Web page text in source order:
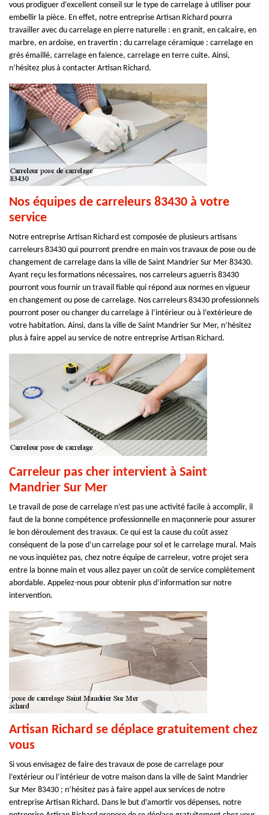
vous prodiguer d’excellent conseil sur le type de carrelage à utiliser pour
embellir la pièce. En effet, notre entreprise Artisan Richard pourra
travailler avec du carrelage en pierre naturelle : en granit, en calcaire, en
marbre, en ardoise, en travertin ; du carrelage céramique : carrelage en
grès émaillé, carrelage en faïence, carrelage en terre cuite. Ainsi,
n’hésitez plus à contacter Artisan Richard.
Nos équipes de carreleurs 83430 à votre
service
Notre entreprise Artisan Richard est composée de plusieurs artisans
carreleurs 83430 qui pourront prendre en main vos travaux de pose ou de
changement de carrelage dans la ville de Saint Mandrier Sur Mer 83430.
Ayant reçu les formations nécessaires, nos carreleurs aguerris 83430
pourront vous fournir un travail fiable qui répond aux normes en vigueur
en changement ou pose de carrelage. Nos carreleurs 83430 professionnels
pourront poser ou changer du carrelage à l’intérieur ou à l’extérieure de
votre habitation. Ainsi, dans la ville de Saint Mandrier Sur Mer, n’hésitez
plus à faire appel au service de notre entreprise Artisan Richard.
Carreleur pas cher intervient à Saint
Mandrier Sur Mer
Le travail de pose de carrelage n’est pas une activité facile à accomplir, il
faut de la bonne compétence professionnelle en maçonnerie pour assurer
le bon déroulement des travaux. Ce qui est la cause du coût assez
conséquent de la pose d’un carrelage pour sol et le carrelage mural. Mais
ne vous inquiétez pas, chez notre équipe de carreleur, votre projet sera
entre la bonne main et vous allez payer un coût de service complètement
abordable. Appelez-nous pour obtenir plus d’information sur notre
intervention.
Artisan Richard se déplace gratuitement chez
vous
Si vous envisagez de faire des travaux de pose de carrelage pour
l’extérieur ou l’intérieur de votre maison dans la ville de Saint Mandrier
Sur Mer 83430 ; n’hésitez pas à faire appel aux services de notre
entreprise Artisan Richard. Dans le but d’amortir vos dépenses, notre